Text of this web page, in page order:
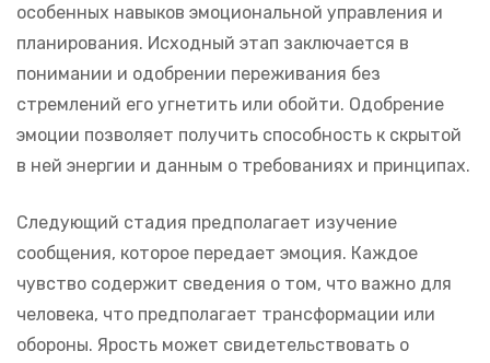
особенных навыков эмоциональной управления и
планирования. Исходный этап заключается в
понимании и одобрении переживания без
стремлений его угнетить или обойти. Одобрение
эмоции позволяет получить способность к скрытой
в ней энергии и данным о требованиях и принципах.
Следующий стадия предполагает изучение
сообщения, которое передает эмоция. Каждое
чувство содержит сведения о том, что важно для
человека, что предполагает трансформации или
обороны. Ярость может свидетельствовать о